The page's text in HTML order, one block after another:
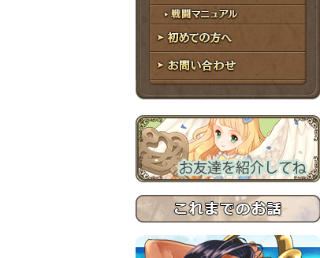
アトリエルール
戦闘マニュアル
初めての方へ
お問い合わせ